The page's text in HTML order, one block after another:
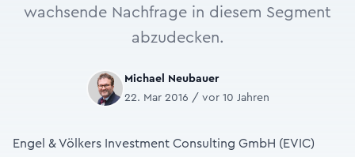
wachsende Nachfrage in diesem Segment
abzudecken.
Michael Neubauer
22. Mar 2016 / vor 10 Jahren
Engel & Völkers Investment Consulting GmbH (EVIC)